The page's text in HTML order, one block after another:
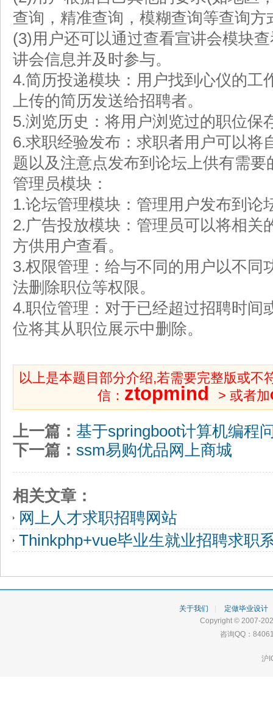
查询，精准查询，模糊查询等查询方
(3)用户还可以通过查看宣讲会模块
讲会信息并及时参与。
4.简历投递模块：用户找到心仪的工
上传的简历发送给招聘者。
5.浏览历史：将用户浏览过的职位保
6.求职经验发布：求职者用户可以将
题以及注意点发布到论坛上供有需
管理员模块：
1.论坛管理模块：管理用户发布到论
2.广告投放模块：管理员可以将相关
方供用户查看。
3.权限管理：给与不同的用户以不同
法删除职位等权限。
4.职位管理：对于已经超过招聘时间
位将其从职位展示中删除。
以上是本题目部分介绍,若需要完整版或不
信： ztopmind > 或者加
上一篇： 基于springboot计算机编程
下一篇： ssm易购优品网上商城
相关文章：
网上人才求职招聘网站
Thinkphp+vue毕业生就业招聘求职
关于我们
定做毕业设计
Copyright © 2007-
咨询QQ：
沪